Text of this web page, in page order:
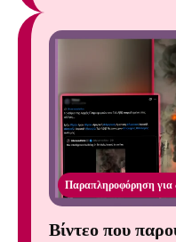
Παραπληροφόρηση για
Βίντεο που